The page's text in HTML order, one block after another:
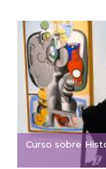
Curso sobre